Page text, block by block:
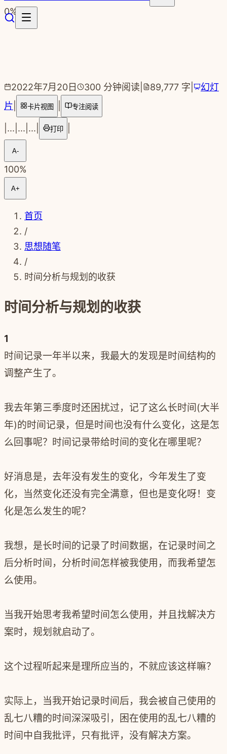
跳转到主要内容
0%
2022年7月20日 300 分钟阅读 89,777 字
幻灯
片
卡片视图 专注阅读
... ... ... 打印
A-
100%
A+
首页
/
思想随笔
/
时间分析与规划的收获
时间分析与规划的收获
1
时间记录一年半以来，我最大的发现是时间结构的
调整产生了。
我去年第三季度时还困扰过，记了这么长时间(大半
年)的时间记录，但是时间也没有什么变化，这是怎
么回事呢？时间记录带给时间的变化在哪里呢？
好消息是，去年没有发生的变化，今年发生了变
化，当然变化还没有完全满意，但也是变化呀！变
化是怎么发生的呢？
我想，是长时间的记录了时间数据，在记录时间之
后分析时间，分析时间怎样被我使用，而我希望怎
么使用。
当我开始思考我希望时间怎么使用，并且找解决方
案时，规划就启动了。
这个过程听起来是理所应当的，不就应该这样嘛？
实际上，当我开始记录时间后，我会被自己使用的
乱七八糟的时间深深吸引，困在使用的乱七八糟的
时间中自我批评，只有批评，没有解决方案。